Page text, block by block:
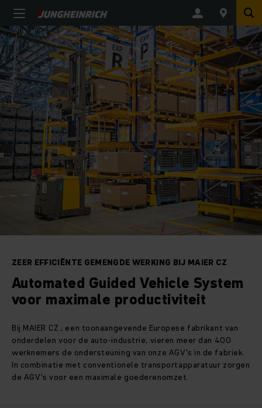
ZEER EFFICIËNTE GEMENGDE WERKING BIJ MAIER CZ
Automated Guided Vehicle System
voor maximale productiviteit
Bij MAIER CZ , een toonaangevende Europese fabrikant van
onderdelen voor de auto-industrie, vieren meer dan 400
werknemers de ondersteuning van onze AGV's in de fabriek.
In combinatie met conventionele transportapparatuur zorgen
de AGV's voor een maximale goederenomzet.